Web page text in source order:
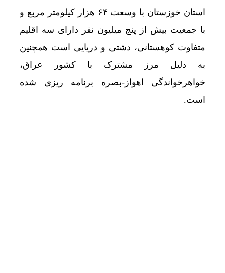
استان خوزستان با وسعت ۶۴ هزار کیلومتر مربع و
با جمعیت بیش از پنج میلیون نفر دارای سه اقلیم
متفاوت کوهستانی، دشتی و دریایی است همچنین
به دلیل مرز مشترک با کشور عراق،
خواهرخواندگی اهواز-بصره برنامه ریزی شده
است.